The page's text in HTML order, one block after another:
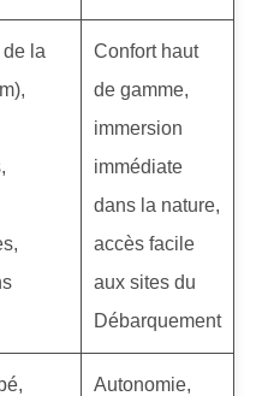
la
Confort haut
de gamme,
immersion
immédiate
dans la nature,
accès facile
aux sites du
Débarquement
Autonomie,